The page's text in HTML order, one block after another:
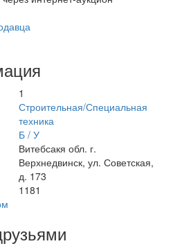
1
Строительная/Специальная
техника
Б / У
Витебсакя обл. г.
Верхнедвинск, ул. Советская,
д. 173
1181